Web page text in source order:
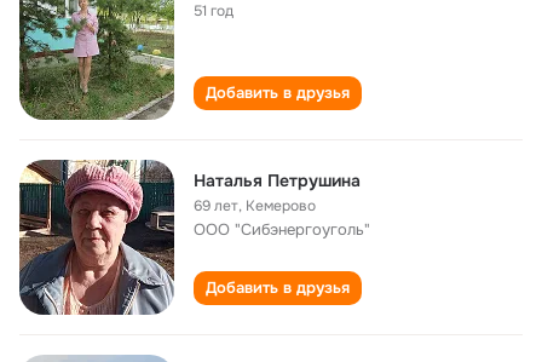
51 год
Добавить в друзья
Наталья Петрушина
69 лет, Кемерово
ООО "Сибэнергоуголь"
Добавить в друзья